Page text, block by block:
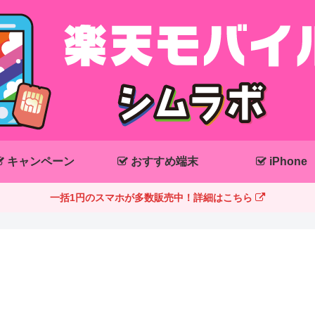
キャンペーン おすすめ端末 iPhone
一括1円のスマホが多数販売中！詳細はこちら